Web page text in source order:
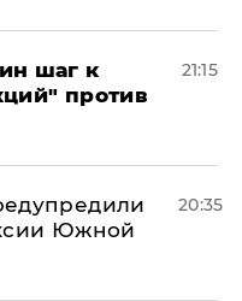
шаг к
против
21:15
Южной
20:35